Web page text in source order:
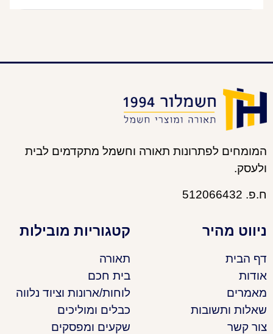
המומחים לפתרונות תאורה וחשמל מתקדמים לבית
ולעסק.
ח.פ. 512066432
ניווט מהיר
דף הבית
אודות
מאמרים
שאלות ותשובות
צור קשר
קטגוריות מובילות
תאורה
בית חכם
לוחות/ארונות וציוד נלווה
כבלים ומוליכים
שקעים ומפסקים